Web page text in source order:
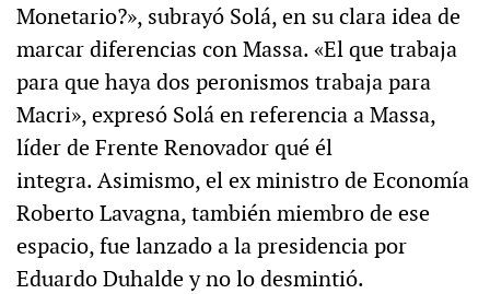
Monetario?», subrayó Solá, en su clara idea de
marcar diferencias con Massa. «El que trabaja
para que haya dos peronismos trabaja para
Macri», expresó Solá en referencia a Massa,
líder de Frente Renovador qué él
integra. Asimismo, el ex ministro de Economía
Roberto Lavagna, también miembro de ese
espacio, fue lanzado a la presidencia por
Eduardo Duhalde y no lo desmintió.